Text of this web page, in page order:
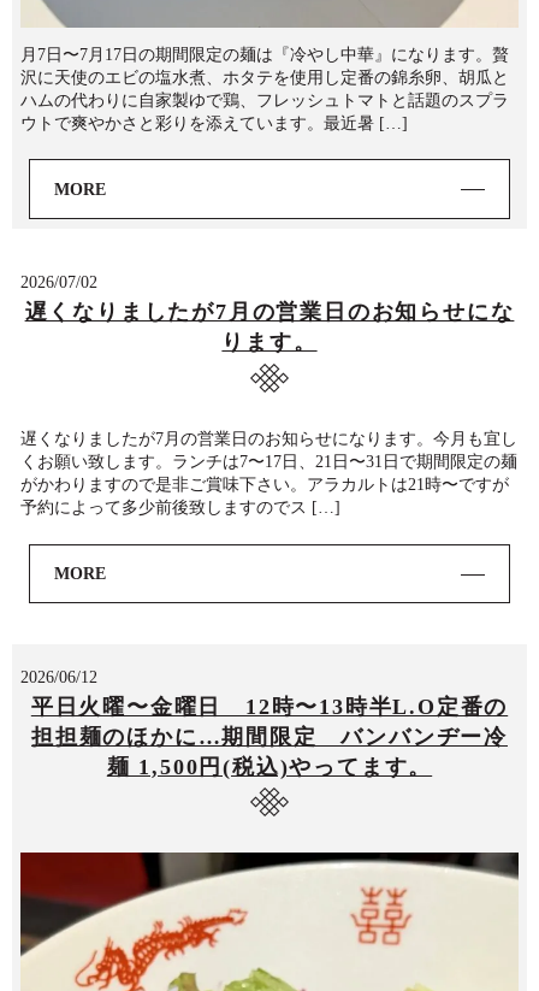
月7日〜7月17日の期間限定の麺は『冷やし中華』になります。贅
沢に天使のエビの塩水煮、ホタテを使用し定番の錦糸卵、胡瓜と
ハムの代わりに自家製ゆで鶏、フレッシュトマトと話題のスプラ
ウトで爽やかさと彩りを添えています。最近暑 […]
MORE
2026/07/02
遅くなりましたが7月の営業日のお知らせにな
ります。
遅くなりましたが7月の営業日のお知らせになります。今月も宜し
くお願い致します。ランチは7〜17日、21日〜31日で期間限定の麺
がかわりますので是非ご賞味下さい。アラカルトは21時〜ですが
予約によって多少前後致しますのでス […]
MORE
2026/06/12
平日火曜〜金曜日 12時〜13時半L.O定番の
担担麺のほかに…期間限定 バンバンヂー冷
麺 1,500円(税込)やってます。